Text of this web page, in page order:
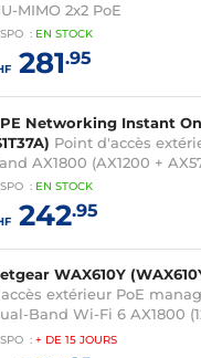
MIMO 2x2 PoE
: EN STOCK
281.95
Networking Instant
Point d'accès
AX1800 (AX1200 +
: EN STOCK
242.95
WAX610Y
extérieur PoE
Band Wi-Fi 6 AX1800
+ LAN 2.5 GbE
: + DE 15 JOURS